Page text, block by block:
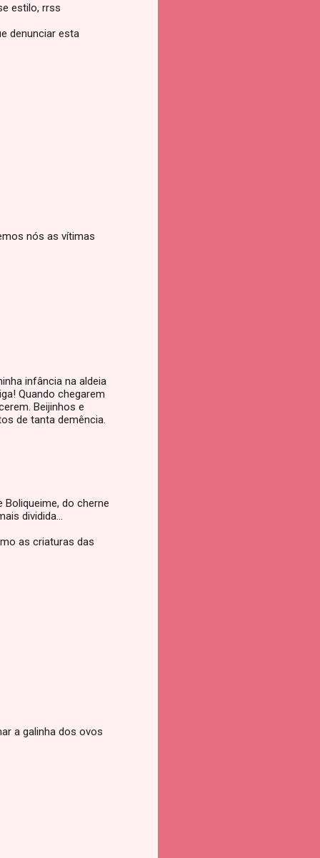
estilo, rrss
denunciar esta
nós as vítimas
infância na aldeia
Quando chegarem
Beijinhos e
de tanta demência.
do cherne
dividida...
as criaturas das
a galinha dos ovos